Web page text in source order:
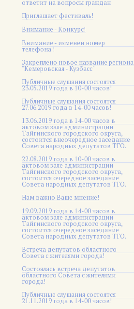
ответит на вопросы граждан
Приглашает фестиваль!
Внимание - Конкурс!
Внимание - изменен номер
телефона !
Закреплено новое название региона
"Кемеровская - Кузбасс"
Публичные слушания состоятся
23.05.2019 года в 10-00 часов!
Публичные слушания состоятся
27.06.2019 года в 14-00 часов!
13.06.2019 года в 14-00 часов в
актовом зале администрации
Тайгинского городского округа,
состоится внеочередное заседание
Совета народных депутатов ТГО.
22.08.2019 года в 10-00 часов в
актовом зале администрации
Тайгинского городского округа,
состоится очередное заседание
Совета народных депутатов ТГО.
Нам важно Ваше мнение!
19.09.2019 года в 14-00 часов в
актовом зале администрации
Тайгинского городского округа,
состоится очередное заседание
Совета народных депутатов ТГО.
Встреча депутатов областного
Совета с жителями города!
Состоялась встреча депутатов
областного Совета с жителями
города!
Публичные слушания состоятся
21.11.2019 года в 14-00 часов!